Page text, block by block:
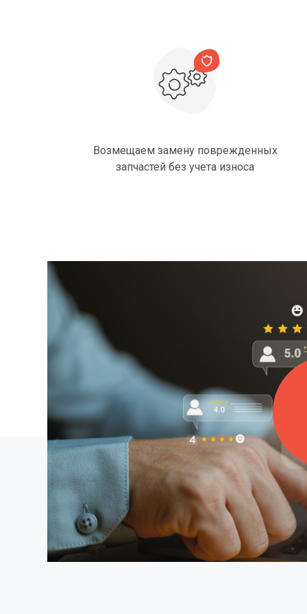
Возмещаем замену поврежденных
запчастей без учета износа